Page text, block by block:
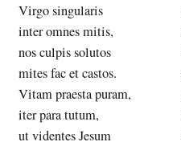
Virgo singularis
inter omnes mitis,
nos culpis solutos
mites fac et castos.
Vitam praesta puram,
iter para tutum,
ut videntes Jesum